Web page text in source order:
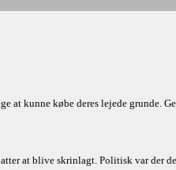
at kunne købe deres lejede grunde.
at blive skrinlagt. Politisk var der